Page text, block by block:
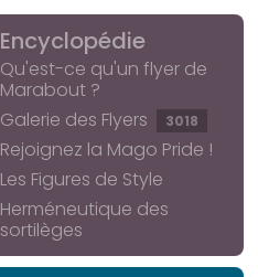
Encyclopédie
Qu'est-ce qu'un flyer de
Marabout ?
Galerie des Flyers
3018
Rejoignez la Mago Pride !
Les Figures de Style
Herméneutique des
sortilèges